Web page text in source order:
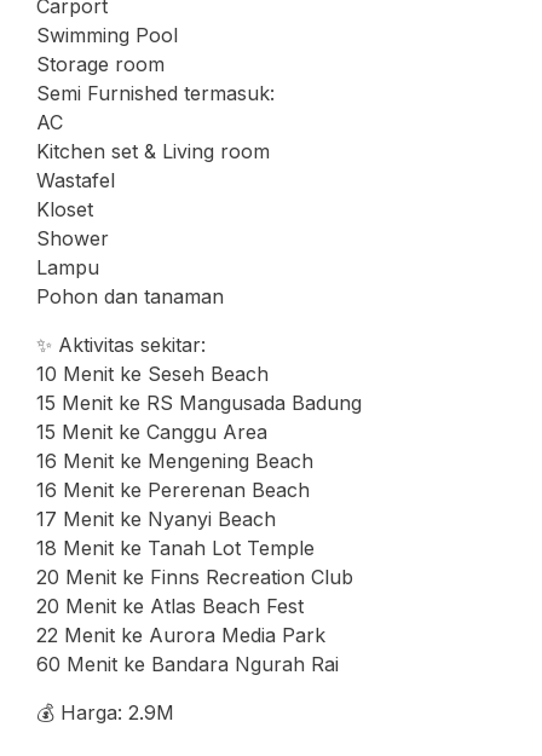
Carport
Swimming Pool
Storage room
Semi Furnished termasuk:
AC
Kitchen set & Living room
Wastafel
Kloset
Shower
Lampu
Pohon dan tanaman
✨ Aktivitas sekitar:
10 Menit ke Seseh Beach
15 Menit ke RS Mangusada Badung
15 Menit ke Canggu Area
16 Menit ke Mengening Beach
16 Menit ke Pererenan Beach
17 Menit ke Nyanyi Beach
18 Menit ke Tanah Lot Temple
20 Menit ke Finns Recreation Club
20 Menit ke Atlas Beach Fest
22 Menit ke Aurora Media Park
60 Menit ke Bandara Ngurah Rai
💰 Harga: 2.9M